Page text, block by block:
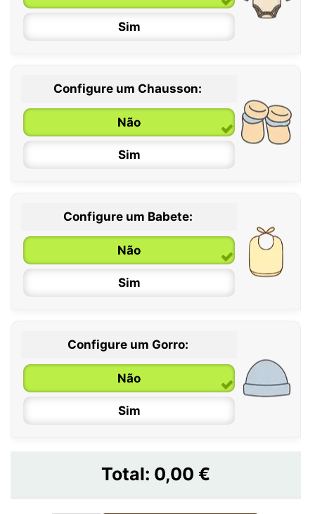
Sim
0 / 6 meses
6 / 12 meses
12 / 18 meses
Configure um Chausson:
Não
Sim
Configure um Babete:
Não
Sim
Configure um Gorro:
Não
Sim
Total: 0,00 €